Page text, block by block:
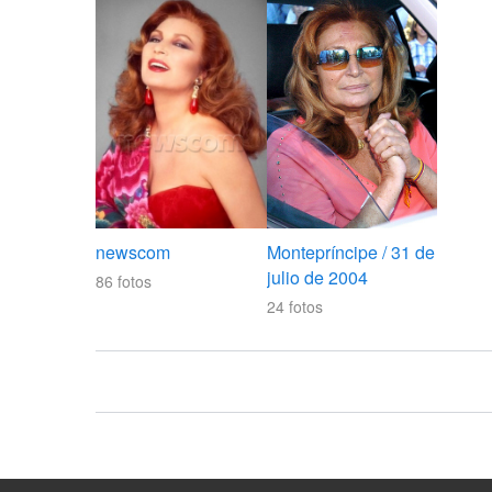
newscom
86 fotos
Montepríncipe / 31 de
julio de 2004
24 fotos